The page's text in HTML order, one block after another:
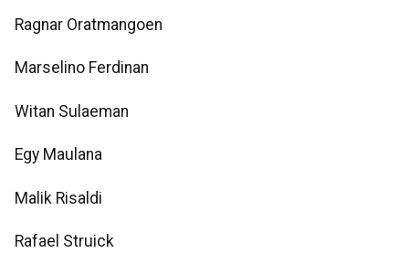
Ragnar Oratmangoen
Marselino Ferdinan
Witan Sulaeman
Egy Maulana
Malik Risaldi
Rafael Struick